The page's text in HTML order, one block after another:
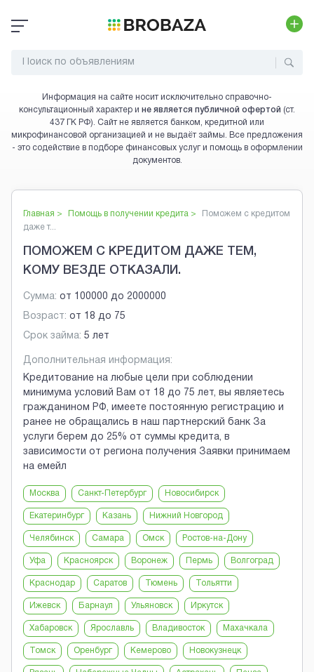
Информация на сайте носит исключительно справочно-
консультационный характер и не является публичной офертой (ст.
437 ГК РФ). Сайт не является банком, кредитной или
микрофинансовой организацией и не выдаёт займы. Все предложения
- это содействие в подборе финансовых услуг и помощь в оформлении
документов.
Главная > Помощь в получении кредита >
Поможем с кредитом
даже т...
ПОМОЖЕМ С КРЕДИТОМ ДАЖЕ ТЕМ,
КОМУ ВЕЗДЕ ОТКАЗАЛИ.
Сумма: от 100000 до 2000000
Возраст: от 18 до 75
Срок займа: 5 лет
Дополнительная информация:
Кредитование на любые цели при соблюдении
минимума условий Вам от 18 до 75 лет, вы являетесь
гражданином РФ, имеете постоянную регистрацию и
ранее не обращались в наш партнерский банк За
услуги берем до 25% от суммы кредита, в
зависимости от региона получения Заявки принимаем
на емейл
Москва Санкт-Петербург Новосибирск
Екатеринбург Казань Нижний Новгород
Челябинск Самара Омск Ростов-на-Дону
Уфа Красноярск Воронеж Пермь Волгоград
Краснодар Саратов Тюмень Тольятти
Ижевск Барнаул Ульяновск Иркутск
Хабаровск Ярославль Владивосток Махачкала
Томск Оренбург Кемерово Новокузнецк